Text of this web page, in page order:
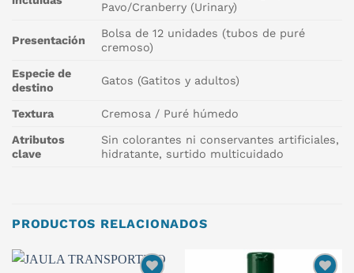
Pavo/Cranberry (Urinary)
Presentación
Bolsa de 12 unidades (tubos de puré
cremoso)
Especie de
destino
Gatos (Gatitos y adultos)
Textura Cremosa / Puré húmedo
Atributos
clave
Sin colorantes ni conservantes artificiales,
hidratante, surtido multicuidado
PRODUCTOS RELACIONADOS